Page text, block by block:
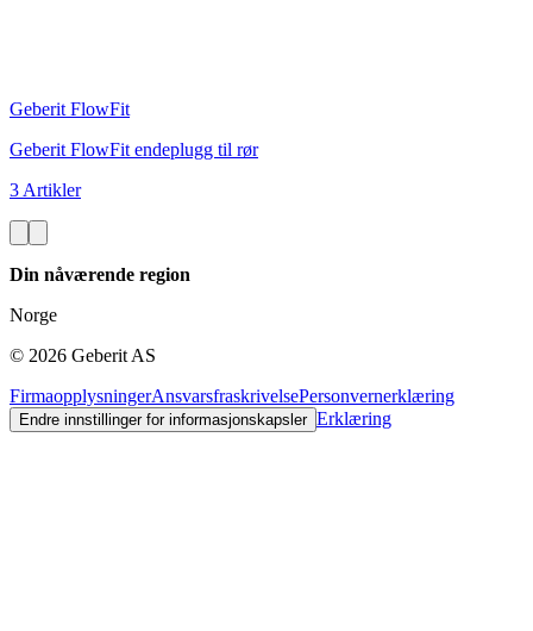
Geberit FlowFit
Geberit FlowFit endeplugg til rør
3 Artikler
Din nåværende region
Norge
© 2026 Geberit AS
FirmaopplysningerAnsvarsfraskrivelsePersonvernerklæring
Endre innstillinger for informasjonskapsler Erklæring